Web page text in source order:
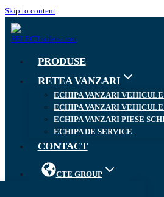
Skip to content
PRODUSE
RETEA VANZARI
ECHIPA VANZARI
ECHIPA VANZARI
ECHIPA VANZARI PIESE
ECHIPA DE SERVICE
CONTACT
CTE GROUP